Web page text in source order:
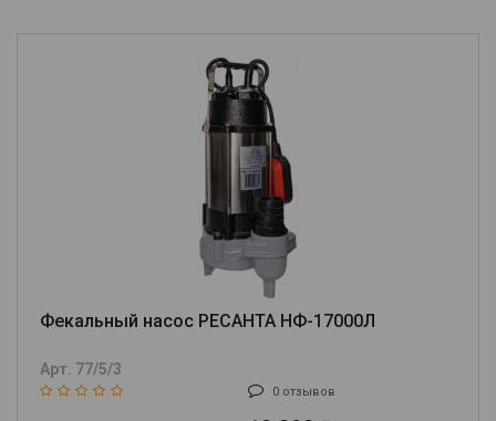
Фекальный насос РЕСАНТА НФ-17000Л
Арт. 77/5/3
0 отзывов